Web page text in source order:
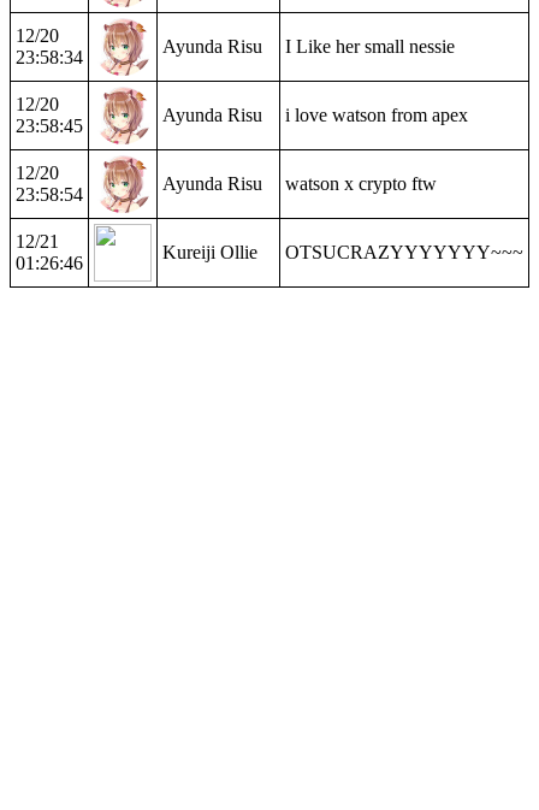
12/20
23:58:34
Ayunda Risu I Like her small nessie
12/20
23:58:45
Ayunda Risu i love watson from apex
12/20
23:58:54
Ayunda Risu watson x crypto ftw
12/21
01:26:46
Kureiji Ollie OTSUCRAZYYYYYYY~~~